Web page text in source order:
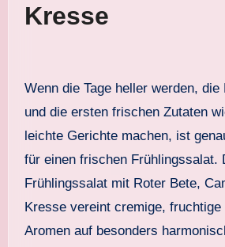
Kresse
Wenn die Tage heller werden, die Natur erwacht
und die ersten frischen Zutaten
leichte Gerichte machen, ist
für einen frischen Frühlingssalat.
Frühlingssalat mit Roter Bete,
Kresse vereint cremige, fruchtige
Aromen auf besonders